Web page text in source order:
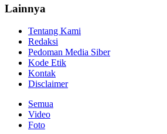
Lainnya
Tentang Kami
Redaksi
Pedoman Media Siber
Kode Etik
Kontak
Disclaimer
Semua
Video
Foto